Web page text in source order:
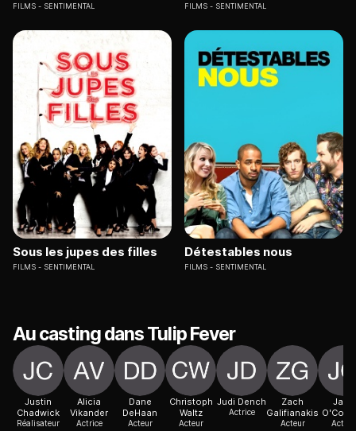
FILMS SENTIMENTAL FILMS SENTIMENTAL
Sous les jupes des filles
FILMS SENTIMENTAL
Détestables nous
FILMS SENTIMENTAL
Au casting dans Tulip Fever
Justin
Chadwick
Réalisateur
Alicia
Vikander
Actrice
Dane
DeHaan
Acteur
Christoph
Waltz
Acteur
Judi Dench
Actrice
Zach
Galifianakis
Acteur
Jack
Acteur